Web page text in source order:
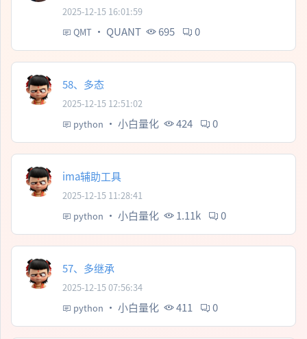
2025-12-15 16:01:59
QMT · QUANT 695 0
58、多态
2025-12-15 12:51:02
python · 小白量化 424 0
ima辅助工具
2025-12-15 11:28:41
python · 小白量化 1.11k 0
57、多继承
2025-12-15 07:56:34
python · 小白量化 411 0